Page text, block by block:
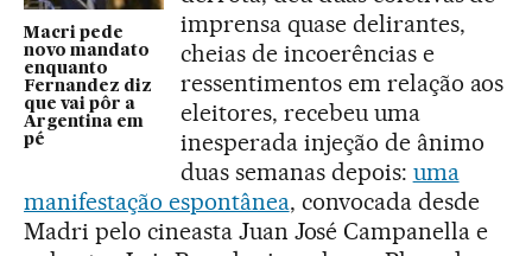
Macri pede
novo mandato
enquanto
Fernandez diz
que vai pôr a
Argentina em
pé
imprensa quase delirantes,
cheias de incoerências e
ressentimentos em relação aos
eleitores, recebeu uma
inesperada injeção de ânimo
duas semanas depois: uma
manifestação espontânea, convocada desde
Madri pelo cineasta Juan José Campanella e